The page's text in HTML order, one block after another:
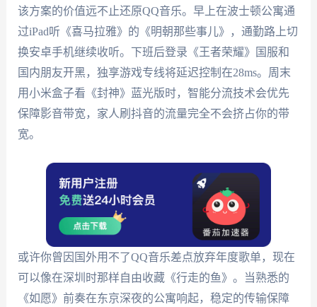
该方案的价值远不止还原QQ音乐。早上在波士顿公寓通
过iPad听《喜马拉雅》的《明朝那些事儿》，通勤路上切
换安卓手机继续收听。下班后登录《王者荣耀》国服和
国内朋友开黑，独享游戏专线将延迟控制在28ms。周末
用小米盒子看《封神》蓝光版时，智能分流技术会优先
保障影音带宽，家人刷抖音的流量完全不会挤占你的带
宽。
或许你曾因国外用不了QQ音乐差点放弃年度歌单，现在
可以像在深圳时那样自由收藏《行走的鱼》。当熟悉的
《如愿》前奏在东京深夜的公寓响起，稳定的传输保障